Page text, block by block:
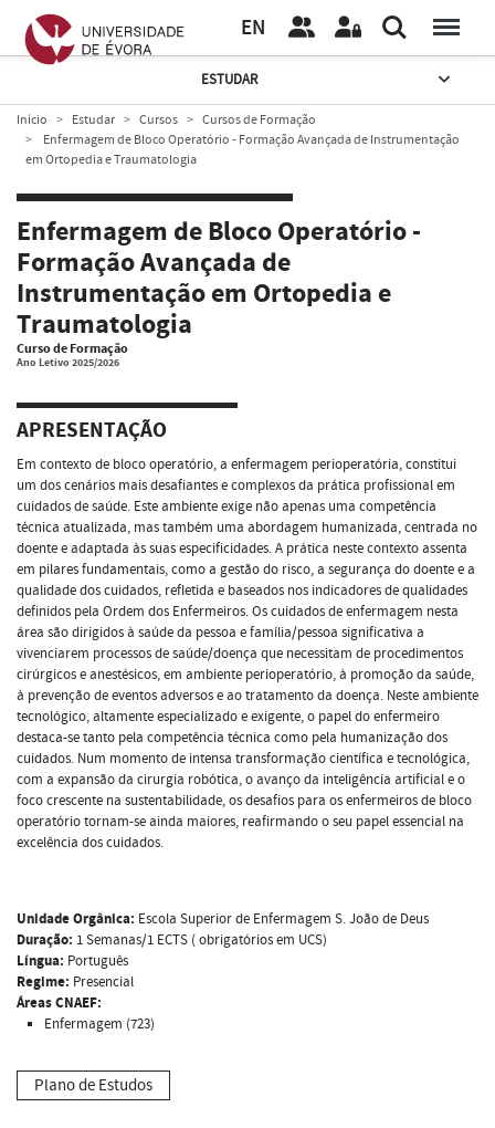
EN
ESTUDAR
Início Estudar Cursos
Cursos de Formação
Enfermagem de Bloco Operatório - Formação Avançada de Instrumentação
em Ortopedia e Traumatologia
Enfermagem de Bloco Operatório -
Formação Avançada de
Instrumentação em Ortopedia e
Traumatologia
Curso de Formação
Ano Letivo 2025/2026
APRESENTAÇÃO
Em contexto de bloco operatório, a enfermagem perioperatória, constitui
um dos cenários mais desafiantes e complexos da prática profissional em
cuidados de saúde. Este ambiente exige não apenas uma competência
técnica atualizada, mas também uma abordagem humanizada, centrada no
doente e adaptada às suas especificidades. A prática neste contexto assenta
em pilares fundamentais, como a gestão do risco, a segurança do doente e a
qualidade dos cuidados, refletida e baseados nos indicadores de qualidades
definidos pela Ordem dos Enfermeiros. Os cuidados de enfermagem nesta
área são dirigidos à saúde da pessoa e família/pessoa significativa a
vivenciarem processos de saúde/doença que necessitam de procedimentos
cirúrgicos e anestésicos, em ambiente perioperatório, à promoção da saúde,
à prevenção de eventos adversos e ao tratamento da doença. Neste ambiente
tecnológico, altamente especializado e exigente, o papel do enfermeiro
destaca-se tanto pela competência técnica como pela humanização dos
cuidados. Num momento de intensa transformação científica e tecnológica,
com a expansão da cirurgia robótica, o avanço da inteligência artificial e o
foco crescente na sustentabilidade, os desafios para os enfermeiros de bloco
operatório tornam-se ainda maiores, reafirmando o seu papel essencial na
excelência dos cuidados.
Unidade Orgânica: Escola Superior de Enfermagem S. João de Deus
Duração: 1 Semanas/1 ECTS ( obrigatórios em UCS)
Língua: Português
Regime: Presencial
Áreas CNAEF:
Enfermagem (723)
Plano de Estudos